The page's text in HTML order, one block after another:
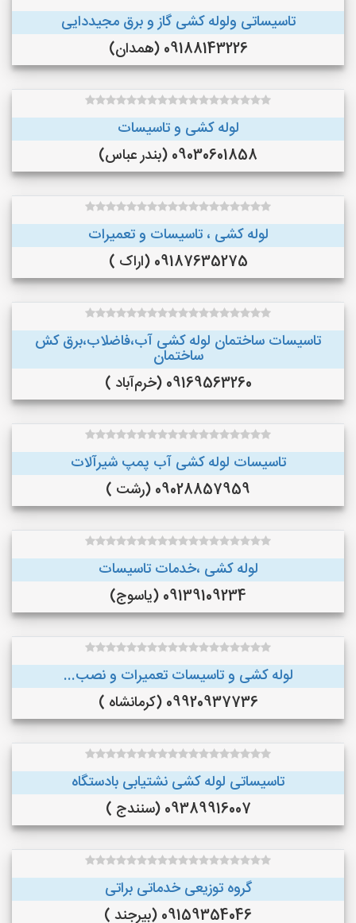
تاسیساتی ولوله کشی گاز و برق مجیددایی
09188143226 (همدان)
لوله کشی و تاسیسات
09030601858 (بندر عباس)
لوله کشی ، تاسیسات و تعمیرات
09187635275 (اراک )
تاسیسات ساختمان لوله کشی آب،فاضلاب،برق کش
ساختمان
09169563260 (خرم‌آباد )
تاسیسات لوله کشی آب پمپ شیرآلات
09028857959 (رشت )
لوله کشی ،خدمات تاسیسات
09139109234 (یاسوج)
لوله کشی و تاسیسات تعمیرات و نصب...
09920937736 (کرمانشاه )
تاسیساتی لوله کشی نشتیابی بادستگاه
09389916007 (سنندج )
گروه توزیعی خدماتی براتی
09159354046 (بیرجند )